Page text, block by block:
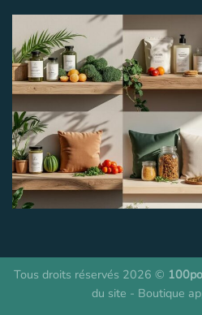
Tous droits réservés 2026 ©
du site - Boutique